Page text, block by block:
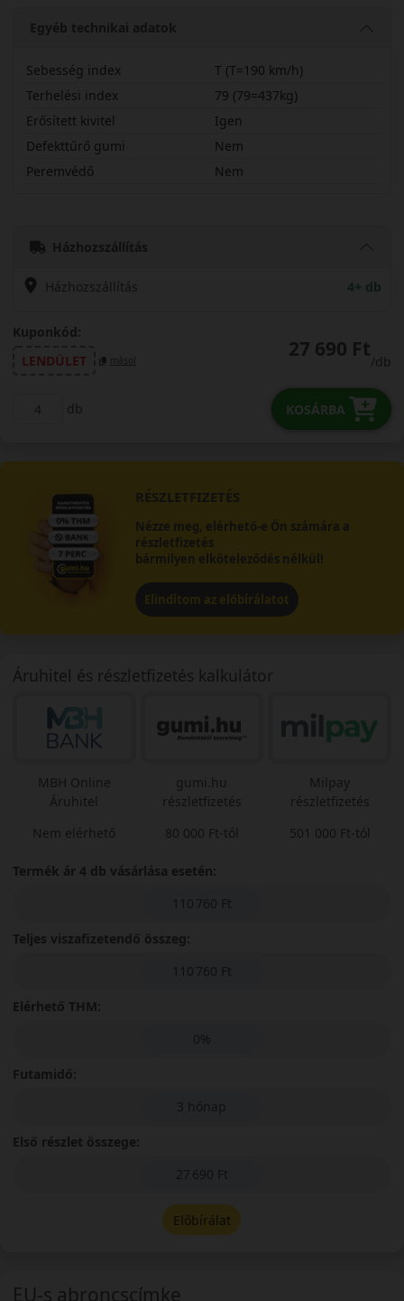
Egyéb technikai adatok
Sebesség index
T (T=190 km/h)
Terhelési index
79 (79=437kg)
Erősített kivitel
Igen
Defekttűrő gumi
Nem
Peremvédő
Nem
Házhozszállítás
Házhozszállítás 4+ db
Kuponkód:
LENDÜLET
másol 27 690 Ft
/db
db KOSÁRBA
RÉSZLETFIZETÉS
Nézze meg, elérhető-e Ön számára a
részletfizetés
bármilyen elköteleződés nélkül!
Elindítom az előbírálatot
Áruhitel és részletfizetés kalkulátor
MBH Online
Áruhitel
Nem elérhető
gumi.hu
részletfizetés
80 000 Ft-tól
Milpay
részletfizetés
501 000 Ft-tól
Termék ár 4 db vásárlása esetén:
110 760 Ft
Teljes viszafizetendő összeg:
110 760 Ft
Elérhető THM:
0%
Futamidő:
3 hónap
Első részlet összege:
27 690 Ft
Előbírálat
EU-s abroncscímke